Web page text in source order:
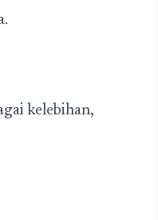
kelebihan,